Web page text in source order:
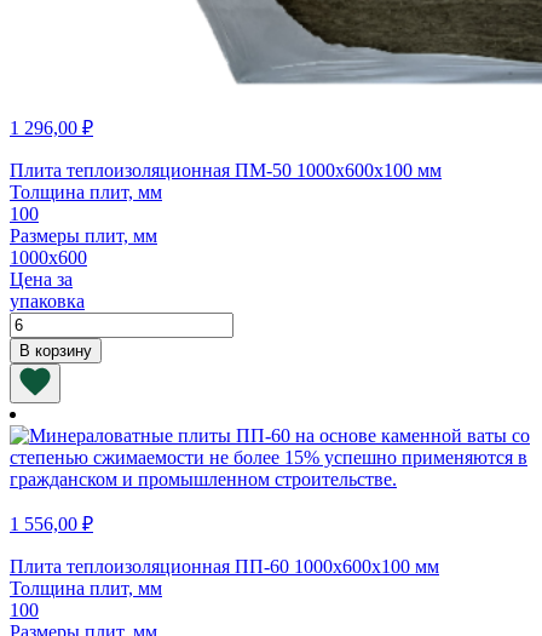
1 296,00 ₽
Плита теплоизоляционная ПМ-50 1000х600х100 мм
Толщина плит, мм
100
Размеры плит, мм
1000х600
Цена за
упаковка
Количество
товара
Плита
теплоизоляционная
ПМ-50
1000х600х100
мм
В корзину
1 556,00 ₽
Плита теплоизоляционная ПП-60 1000х600х100 мм
Толщина плит, мм
100